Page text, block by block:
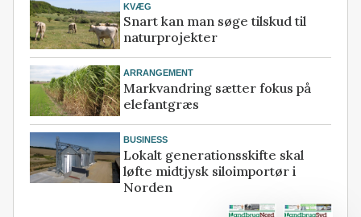
KVÆG
Snart kan man søge tilskud til
naturprojekter
ARRANGEMENT
Markvandring sætter fokus på
elefantgræs
BUSINESS
Lokalt generationsskifte skal
løfte midtjysk siloimportør i
Norden